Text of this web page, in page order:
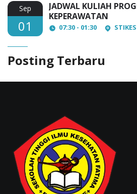
Sep
01
JADWAL KULIAH
KEPERAWATAN
07:30 - 01:30
Posting Terbaru